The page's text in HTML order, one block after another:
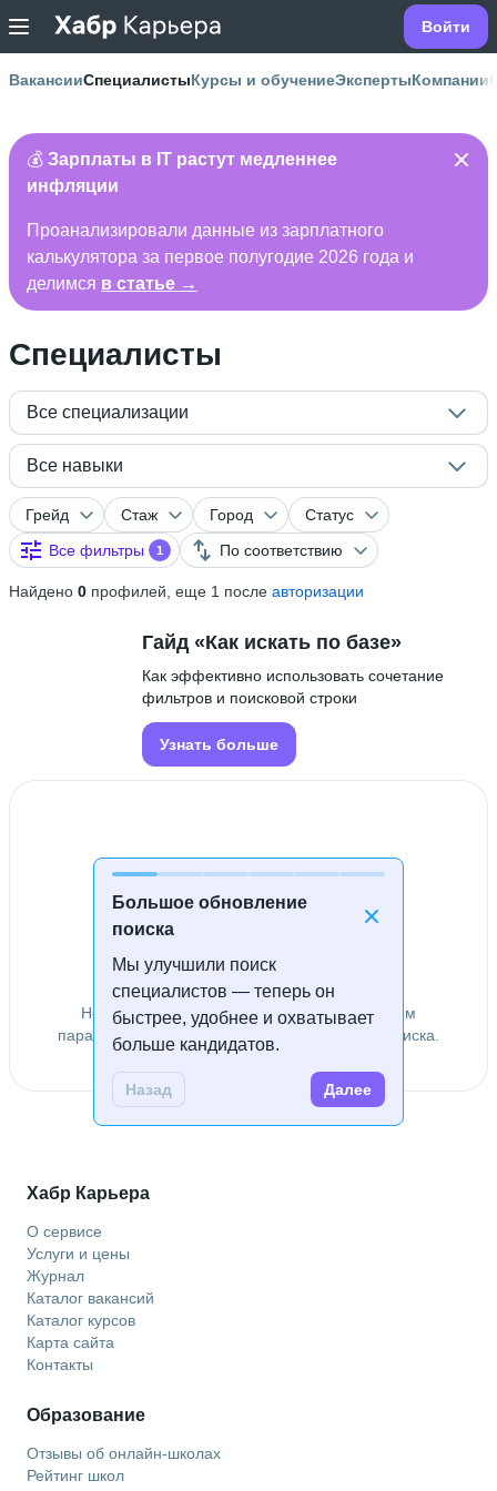
Войти
ВакансииСпециалистыКурсы и обучениеЭкспертыКомпании
💰 Зарплаты в IT растут медленнее
инфляции
Проанализировали данные из зарплатного
калькулятора за первое полугодие 2026 года и
делимся в статье →
Специалисты
Все специализации
Все навыки
Грейд Стаж Город
Статус
Все фильтры
1 По соответствию
Найдено 0 профилей, еще 1 после авторизации
Большое обновление
поиска
Мы улучшили поиск
специалистов — теперь он
быстрее, удобнее и охватывает
больше кандидатов.
Назад Далее
Гайд «Как искать по базе»
Как эффективно использовать сочетание
фильтров и поисковой строки
Узнать больше
Специалисты не найдены
Не удалось найти специалистов по заданным
параметрам. Попробуйте изменить условия поиска.
Хабр Карьера
О сервисе
Услуги и цены
Журнал
Каталог вакансий
Каталог курсов
Карта сайта
Контакты
Образование
Отзывы об онлайн-школах
Рейтинг школ